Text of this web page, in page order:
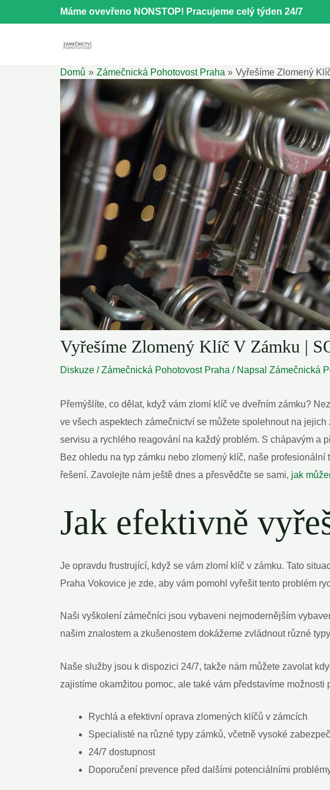
na
Máme ovevřeno NONSTOP! Pracujeme celý týden 24/7
Domů Zámečnická Pohotovost Praha Vyřešíme Zlomený
Vyřešíme Zlomený Klíč V Zámku |
Diskuze /Zámečnická Pohotovost Praha / Napsal Zámečnická
Přemýšlíte, co dělat, když vám zlomí klíč ve dveřním zámku?
ve všech aspektech zámečnictví se můžete spolehnout na
servisu a rychlého reagování na každý problém. S chápavým a
Bez ohledu na typ zámku nebo zlomený klíč, naše
řešení. Zavolejte nám ještě dnes a přesvědčte se sami, jak
Jak efektivně
Je opravdu frustrující, když se vám zlomí klíč v zámku. Tato
Praha Vokovice je zde, aby vám pomohl vyřešit tento problém
Naši vyškolení zámečníci jsou vybaveni nejmodernějším
našim znalostem a zkušenostem dokážeme zvládnout různé
Naše služby jsou k dispozici 24/7, takže nám můžete zavolat
zajistíme okamžitou pomoc, ale také vám představíme
Rychlá a efektivní oprava zlomených klíčů v zámcích
Specialisté na různé typy zámků, včetně vysoké
24/7 dostupnost
Doporučení prevence před dalšími potenciálními